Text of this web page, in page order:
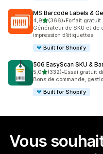
MS Barcode Labels &
4,9étoile(s) sur 5
(366)
366 avis au total
•Forfait gratuit
Générateur de SKU et de
impression d’étiquettes
Built for Shopify
506 EasyScan SKU &
5,0étoile(s) sur 5
(332)
332 avis au total
•Essai gratuit
Bons de commande,
Built for Shopify
Vous